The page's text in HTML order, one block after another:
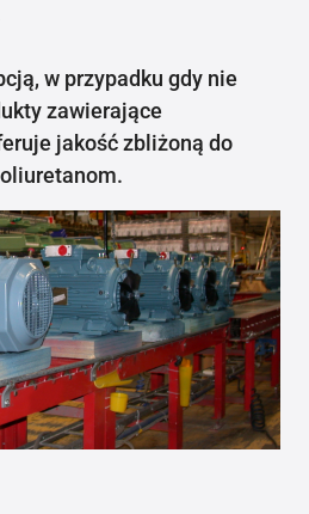
w przypadku gdy nie
zawierające
jakość zbliżoną do